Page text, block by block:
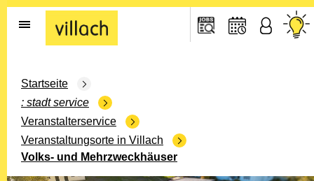
Gehe zur Startseite
Startseite
stadt service
Veranstalterservice
Veranstaltungsorte in Villach
Volks- und Mehrzweckhäuser